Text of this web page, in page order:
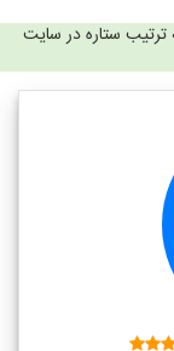
ستاره در سایت